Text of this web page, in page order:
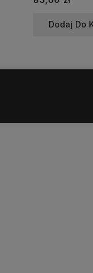
Dodaj Do